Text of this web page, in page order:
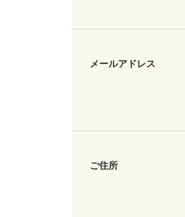
メールアドレス
ご住所